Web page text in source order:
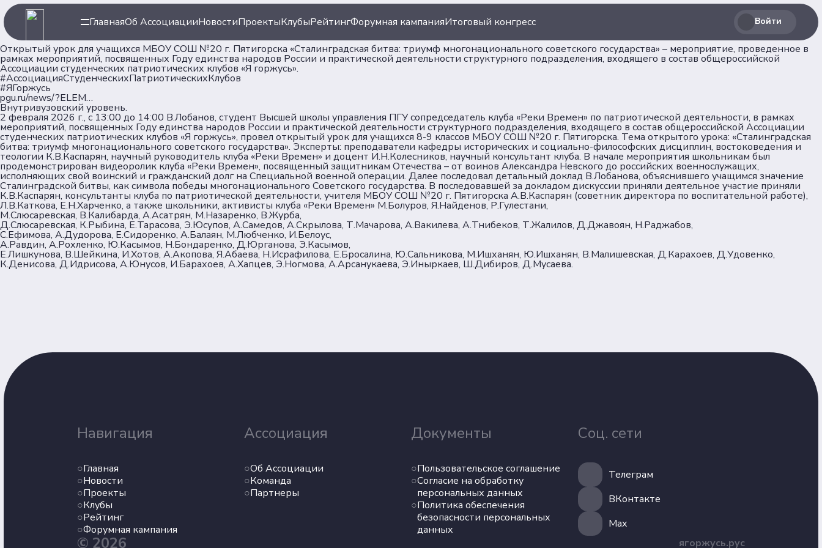
ГлавнаяОб АссоциацииНовостиПроектыКлубыРейтингФорумная кампанияИтоговый конгресс Войти
Открытый урок для учащихся МБОУ СОШ №20 г. Пятигорска «Сталинградская битва: триумф многонационального советского государства» – мероприятие, проведенное в
рамках мероприятий, посвященных Году единства народов России и практической деятельности структурного подразделения, входящего в состав общероссийской
Ассоциации студенческих патриотических клубов «Я горжусь».
#АссоциацияСтуденческихПатриотическихКлубов
#ЯГоржусь
pgu.ru/news/?ELEM…
Внутривузовский уровень.
2 февраля 2026 г., с 13:00 до 14:00 В.Лобанов, студент Высшей школы управления ПГУ сопредседатель клуба «Реки Времен» по патриотической деятельности, в рамках
мероприятий, посвященных Году единства народов России и практической деятельности структурного подразделения, входящего в состав общероссийской Ассоциации
студенческих патриотических клубов «Я горжусь», провел открытый урок для учащихся 8-9 классов МБОУ СОШ №20 г. Пятигорска. Тема открытого урока: «Сталинградская
битва: триумф многонационального советского государства». Эксперты: преподаватели кафедры исторических и социально-философских дисциплин, востоковедения и
теологии К.В.Каспарян, научный руководитель клуба «Реки Времен» и доцент И.Н.Колесников, научный консультант клуба. В начале мероприятия школьникам был
продемонстрирован видеоролик клуба «Реки Времен», посвященный защитникам Отечества – от воинов Александра Невского до российских военнослужащих,
исполняющих свой воинский и гражданский долг на Специальной военной операции. Далее последовал детальный доклад В.Лобанова, объяснившего учащимся значение
Сталинградской битвы, как символа победы многонационального Советского государства. В последовавшей за докладом дискуссии приняли деятельное участие приняли
К.В.Каспарян, консультанты клуба по патриотической деятельности, учителя МБОУ СОШ №20 г. Пятигорска А.В.Каспарян (советник директора по воспитательной работе),
Л.В.Каткова, Е.Н.Харченко, а также школьники, активисты клуба «Реки Времен» М.Болуров, Я.Найденов, Р.Гулестани,
М.Слюсаревская, В.Калибарда, А.Асатрян, М.Назаренко, В.Журба,
Д.Слюсаревская, К.Рыбина, Е.Тарасова, Э.Юсупов, А.Самедов, А.Скрылова, Т.Мачарова, А.Вакилева, А.Тнибеков, Т.Жалилов, Д.Джавоян, Н.Раджабов,
С.Ефимова, А.Дудорова, Е.Сидоренко, А.Балаян, М.Любченко, И.Белоус,
А.Равдин, А.Рохленко, Ю.Касымов, Н.Бондаренко, Д.Юрганова, Э.Касымов,
Е.Лишкунова, В.Шейкина, И.Хотов, А.Акопова, Я.Абаева, Н.Исрафилова, Е.Бросалина, Ю.Сальникова, М.Ишханян, Ю.Ишханян, В.Малишевская, Д.Карахоев, Д.Удовенко,
К.Денисова, Д.Идрисова, А.Юнусов, И.Барахоев, А.Хапцев, Э.Ногмова, А.Арсанукаева, Э.Иныркаев, Ш.Дибиров, Д.Мусаева.
Навигация
Главная
Новости
Проекты
Клубы
Рейтинг
Форумная кампания
Ассоциация
Об Ассоциации
Команда
Партнеры
Документы
Пользовательское соглашение
Согласие на обработку
персональных данных
Политика обеспечения
безопасности персональных
данных
Соц. сети
Телеграм
ВКонтакте
Max
© 2026 ягоржусь.рус
Навигация
Главная
Новости
Проекты
Клубы
Рейтинг
Форумная кампания
Ассоциация
Об Ассоциации
Команда
Партнеры
Документы
Пользовательское соглашение
Согласие на обработку
персональных данных
Политика обеспечения
данных
Соц. сети
Телеграм
ВКонтакте
Max